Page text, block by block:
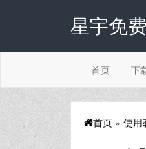
星宇免
首页 下
首页 » 使用